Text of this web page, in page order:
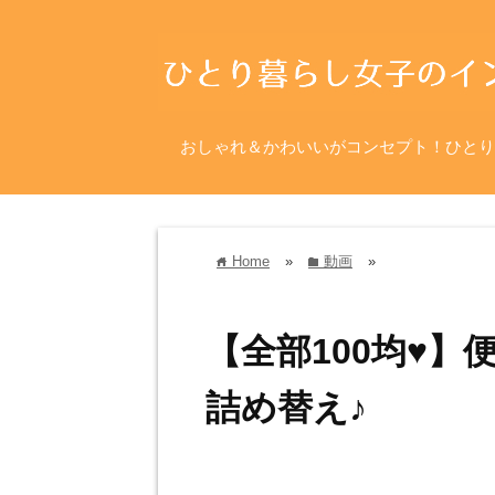
おしゃれ＆かわいいがコンセプト！ひと
home Home » folder 動画 »
【全部100均♥️】
詰め替え♪